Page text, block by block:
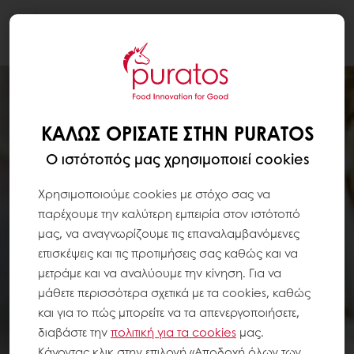
ΚΑΛΏΣ ΟΡΊΣΑΤΕ ΣΤΗΝ PURATOS
Ο ιστότοπός μας χρησιμοποιεί cookies
Χρησιμοποιούμε cookies με στόχο σας να
παρέχουμε την καλύτερη εμπειρία στον ιστότοπό
μας, να αναγνωρίζουμε τις επαναλαμβανόμενες
επισκέψεις και τις προτιμήσεις σας καθώς και να
μετράμε και να αναλύουμε την κίνηση. Για να
μάθετε περισσότερα σχετικά με τα cookies, καθώς
και για το πώς μπορείτε να τα απενεργοποιήσετε,
διαβάστε τηνπολιτική για τα cookies μας.